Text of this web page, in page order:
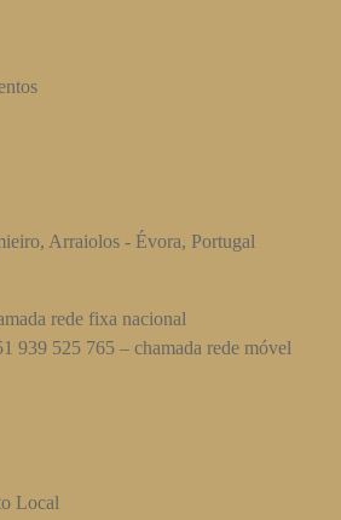
Arraiolos - Évora, Portugal
rede fixa nacional
939 525 765 – chamada rede móvel
Local